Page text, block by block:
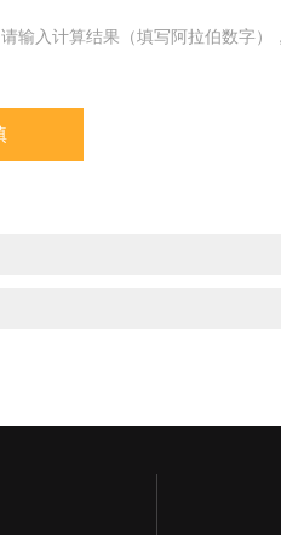
请输入计算结果（填写阿拉伯数字）